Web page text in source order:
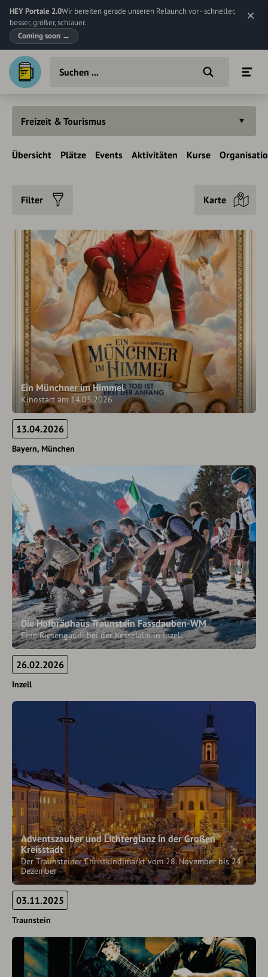
HEY Portale 2.0Wir bereiten gerade unseren Relaunch vor - schneller,
besser, größer, schlauer.
Coming soon →
Freizeit & Tourismus
Übersicht Plätze Events Aktivitäten Kurse
Filter Karte
Ein Münchner im Himmel
Kinostart am 14.05.2026
13.04.2026
Bayern München
Die Hofbräuhaus Traunstein Fassdauben-WM
Eine Riesengaudi bei der Kesselalm in Inzell
26.02.2026
Inzell
Adventszauber und Lichterglanz in der Großen
Kreisstadt
Der Traunsteiner Christkindlmarkt vom 28. November bis 24.
Dezember
03.11.2025
Traunstein